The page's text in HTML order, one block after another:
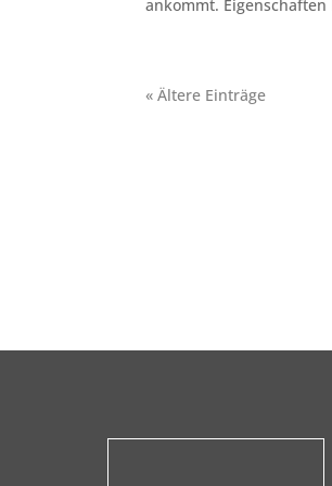
ankommt.
« Ältere Einträge